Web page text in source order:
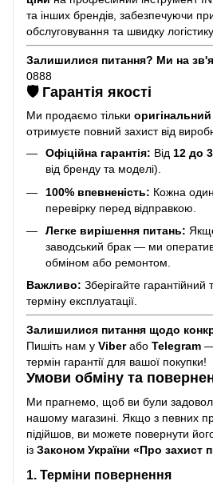
та інших брендів, забезпечуючи
обслуговування та швидку логістику.
Залишилися питання? Ми на
0888
🛡️ Гарантія якості
Ми продаємо тільки
отримуєте повний захист від
Офіційна гарантія: Від 12 до
від бренду та моделі).
100% впевненість: Кожна
перевірку перед відправкою.
Легке вирішення питань:
заводський брак — ми
обміном або ремонтом.
Важливо: Зберігайте
терміну експлуатації.
Залишилися питання щодо
Пишіть нам у Viberабо Telegram —
термін гарантії для вашої покупки!
Умови обміну та
Ми прагнемо, щоб ви були
нашому магазині. Якщо з певних
підійшов, ви можете повернути
із Законом України «Про захист
1. Терміни повернення